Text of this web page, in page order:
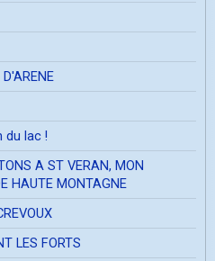
du lac !
A ST VERAN, MON
HAUTE MONTAGNE
LES FORTS